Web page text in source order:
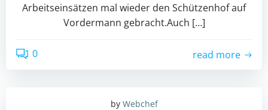
Arbeitseinsätzen mal wieder den Schützenhof auf
Vordermann gebracht.Auch […]
0 read more
by Webchef